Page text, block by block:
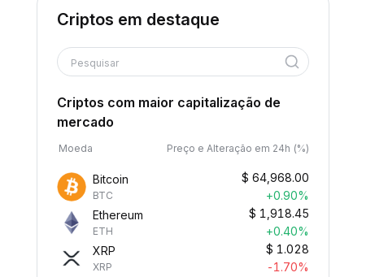
Criptos em destaque
Pesquisar
Criptos com maior capitalização de
mercado
Moeda Preço e Alteração em 24h (%)
Bitcoin
BTC
$ 64,968.00
+0.90%
Ethereum
ETH
$ 1,918.45
+0.40%
XRP
XRP
$ 1.028
-1.70%